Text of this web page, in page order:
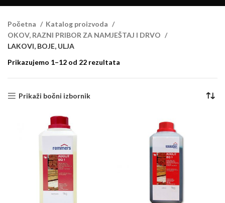
Početna
Katalog proizvoda
OKOV, RAZNI PRIBOR ZA NAMJEŠTAJ I DRVO
LAKOVI, BOJE, ULJA
Prikazujemo 1–12 od 22 rezultata
Prikaži bočni izbornik